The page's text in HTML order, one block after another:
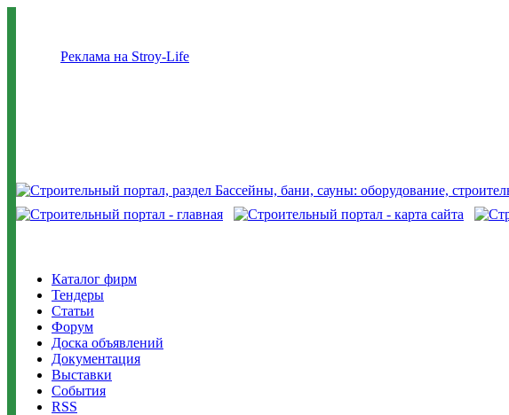
Реклама на Stroy-Life
Каталог фирм
Тендеры
Статьи
Форум
Доска объявлений
Документация
Выставки
События
RSS